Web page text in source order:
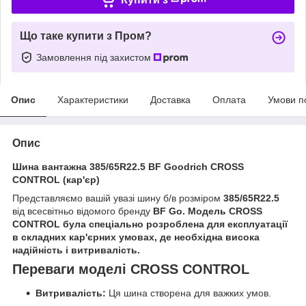
Що таке купити з Пром?
Замовлення під захистом
Опис Характеристики Доставка Оплата Умови
Опис
Шина вантажна 385/65R22.5 BF Goodrich CROSS
CONTROL (кар'єр)
Представляємо вашій увазі шину б/в розміром 385/65R22.5
від всесвітньо відомого бренду BF Go. Модель CROSS
CONTROL була спеціально розроблена для експлуатації
в складних кар'єрних умовах, де необхідна висока
надійність і витривалість.
Переваги моделі CROSS CONTROL
Витривалість: Ця шина створена для важких умов.